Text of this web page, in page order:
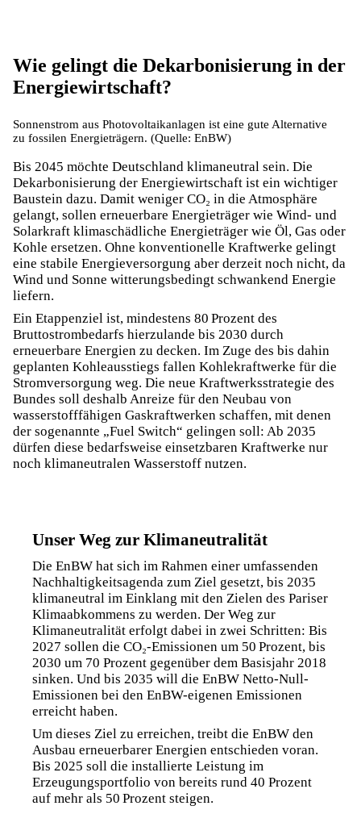
Wie gelingt die Dekarbonisierung in der
Energiewirtschaft?
Sonnenstrom aus Photovoltaikanlagen ist eine gute Alternative
zu fossilen Energieträgern. (Quelle: EnBW)
Bis 2045 möchte Deutschland klimaneutral sein. Die
Dekarbonisierung der Energiewirtschaft ist ein wichtiger
Baustein dazu. Damit weniger CO₂ in die Atmosphäre
gelangt, sollen erneuerbare Energieträger wie Wind- und
Solarkraft klimaschädliche Energieträger wie Öl, Gas oder
Kohle ersetzen. Ohne konventionelle Kraftwerke gelingt
eine stabile Energieversorgung aber derzeit noch nicht, da
Wind und Sonne witterungsbedingt schwankend Energie
liefern.
Ein Etappenziel ist, mindestens 80 Prozent des
Bruttostrombedarfs hierzulande bis 2030 durch
erneuerbare Energien zu decken. Im Zuge des bis dahin
geplanten Kohleausstiegs fallen Kohlekraftwerke für die
Stromversorgung weg. Die neue Kraftwerksstrategie des
Bundes soll deshalb Anreize für den Neubau von
wasserstofffähigen Gaskraftwerken schaffen, mit denen
der sogenannte „Fuel Switch“ gelingen soll: Ab 2035
dürfen diese bedarfsweise einsetzbaren Kraftwerke nur
noch klimaneutralen Wasserstoff nutzen.
Unser Weg zur Klimaneutralität
Die EnBW hat sich im Rahmen einer umfassenden
Nachhaltigkeitsagenda zum Ziel gesetzt, bis 2035
klimaneutral im Einklang mit den Zielen des Pariser
Klimaabkommens zu werden. Der Weg zur
Klimaneutralität erfolgt dabei in zwei Schritten: Bis
2027 sollen die CO₂-Emissionen um 50 Prozent, bis
2030 um 70 Prozent gegenüber dem Basisjahr 2018
sinken. Und bis 2035 will die EnBW Netto-Null-
Emissionen bei den EnBW-eigenen Emissionen
erreicht haben.
Um dieses Ziel zu erreichen, treibt die EnBW den
Ausbau erneuerbarer Energien entschieden voran.
Bis 2025 soll die installierte Leistung im
Erzeugungsportfolio von bereits rund 40 Prozent
auf mehr als 50 Prozent steigen.